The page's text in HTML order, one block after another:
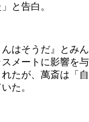
と告白。
はそうだ』とみん
メートに影響を与
たが、萬斎は「自
た。